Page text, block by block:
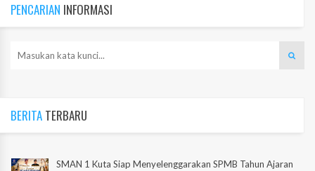
PENCARIAN INFORMASI
BERITA TERBARU
SMAN 1 Kuta Siap Menyelenggarakan SPMB Tahun Ajaran